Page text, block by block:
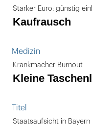
Starker Euro: günstig
Kaufrausch
Medizin
Krankmacher Burnout
Kleine
Titel
Staatsaufsicht in Bayern